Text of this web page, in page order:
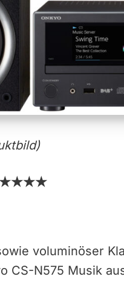
voluminöser
CS-N575 Musik